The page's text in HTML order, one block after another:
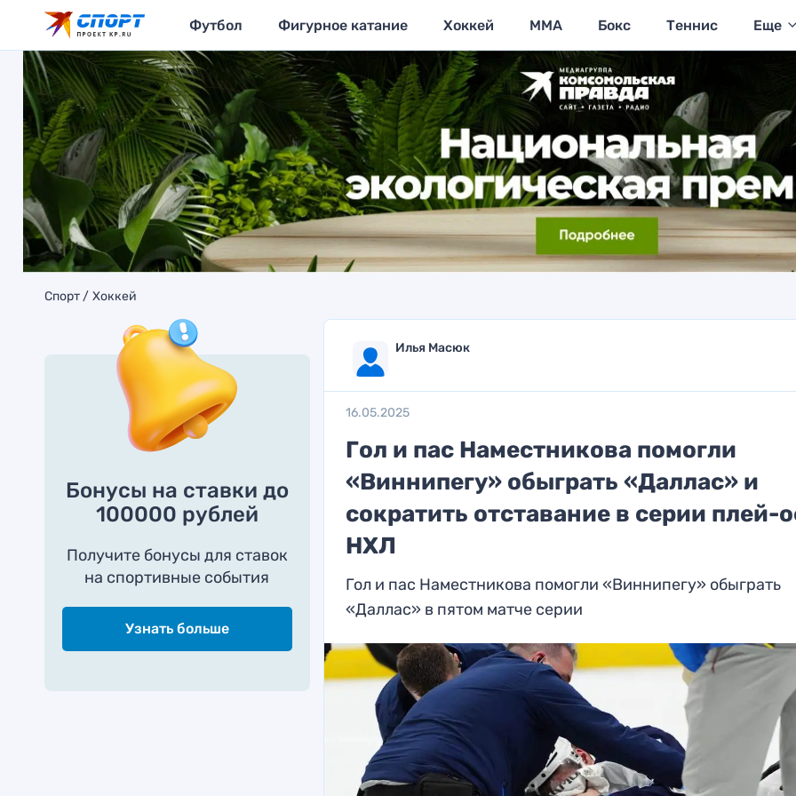
Футбол Фигурное катание Хоккей MMA Бокс Теннис Еще
Спорт Хоккей
Бонусы на ставки до
100000 рублей
Получите бонусы для ставок
на спортивные события
Узнать больше
Илья Масюк
16.05.2025
Гол и пас Наместникова помогли
«Виннипегу» обыграть «Даллас» и
сократить отставание в серии плей-
НХЛ
Гол и пас Наместникова помогли «Виннипегу» обыграть
«Даллас» в пятом матче серии